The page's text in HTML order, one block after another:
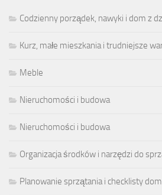
Codzienny porządek, nawyki i dom z
Kurz, małe mieszkania i trudniejsze
Meble
Nieruchomości i budowa
Nieruchomości i budowa
Organizacja środków i narzędzi do
Planowanie sprzątania i checklisty